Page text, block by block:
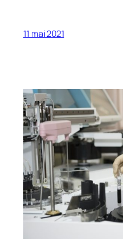
11 mai 2021